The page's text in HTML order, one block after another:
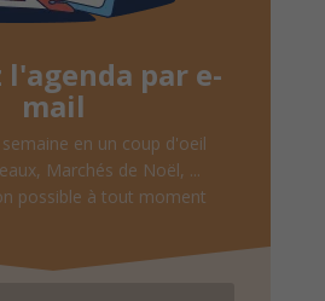
l'agenda par e-
mail
en un coup d'oeil
Marchés de Noël, ...
possible à tout moment